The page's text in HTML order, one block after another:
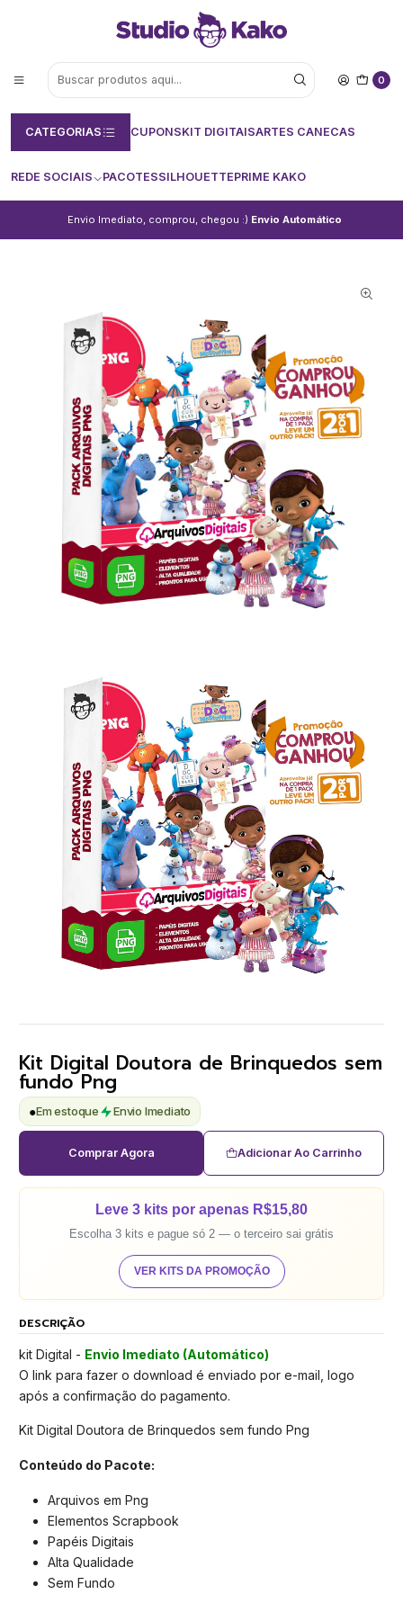
0
CATEGORIAS CUPONSKIT DIGITAISARTES CANECAS
REDE SOCIAIS PACOTESSILHOUETTEPRIME KAKO
Envio Imediato, comprou, chegou :) Envio Automático
Kit Digital Doutora de Brinquedos sem
fundo Png
●Em estoque Envio Imediato
Adicionar Ao Carrinho
Comprar Agora
Leve 3 kits por apenas R$15,80
Escolha 3 kits e pague só 2 — o terceiro sai grátis
VER KITS DA PROMOÇÃO
DESCRIÇÃO
kit Digital - Envio Imediato (Automático)
O link para fazer o download é enviado por e-mail, logo
após a confirmação do pagamento.
Kit Digital Doutora de Brinquedos sem fundo Png
Conteúdo do Pacote:
Arquivos em Png
Elementos Scrapbook
Papéis Digitais
Alta Qualidade
Sem Fundo